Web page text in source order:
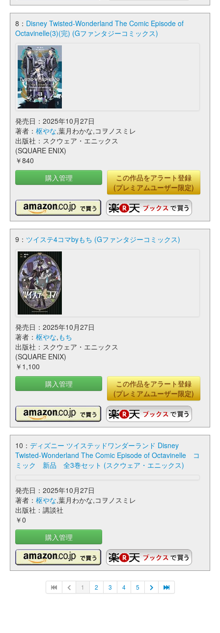
8： Disney Twisted-Wonderland The Comic Episode of
Octavinelle(3)(完) (Gファンタジーコミックス)
発売日：2025年10月27日
著者： 枢やな,葉月わかな,コヲノスミレ
出版社：スクウェア・エニックス
(SQUARE ENIX)
￥840
購入管理
この作品をアラート登録
(プレミアムユーザー限定)
9： ツイステ4コマbyもち (Gファンタジーコミックス)
発売日：2025年10月27日
著者： 枢やな,もち
出版社：スクウェア・エニックス
(SQUARE ENIX)
￥1,100
購入管理
この作品をアラート登録
(プレミアムユーザー限定)
10： ディズニー ツイステッドワンダーランド Disney
Twisted-Wonderland The Comic Episode of Octavinelle コ
ミック 新品 全3巻セット (スクウェア・エニックス)
発売日：2025年10月27日
著者： 枢やな,葉月わかな,コヲノスミレ
出版社：講談社
￥0
購入管理
1 2 3 4 5